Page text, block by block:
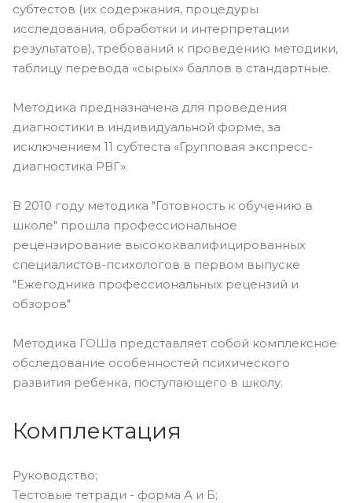
субтестов (их содержания, процедуры
исследования, обработки и интерпретации
результатов), требований к проведению методики,
таблицу перевода «сырых» баллов в стандартные.
Методика предназначена для проведения
диагностики в индивидуальной форме, за
исключением 11 субтеста «Групповая экспресс-
диагностика РВГ».
В 2010 году методика "Готовность к обучению в
школе" прошла профессиональное
рецензирование высококвалифицированных
специалистов-психологов в первом выпуске
"Ежегодника профессиональных рецензий и
обзоров"
Методика ГОШа представляет собой комплексное
обследование особенностей психического
развития ребенка, поступающего в школу.
Комплектация
Руководство;
Тестовые тетради - форма А и Б;